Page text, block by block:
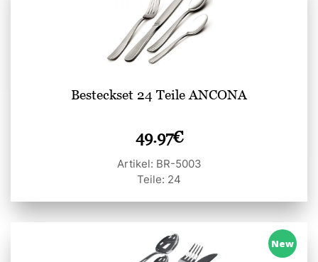
Besteckset 24 Teile ANCONA
49.97€
Artikel: BR-5003
Teile: 24
New